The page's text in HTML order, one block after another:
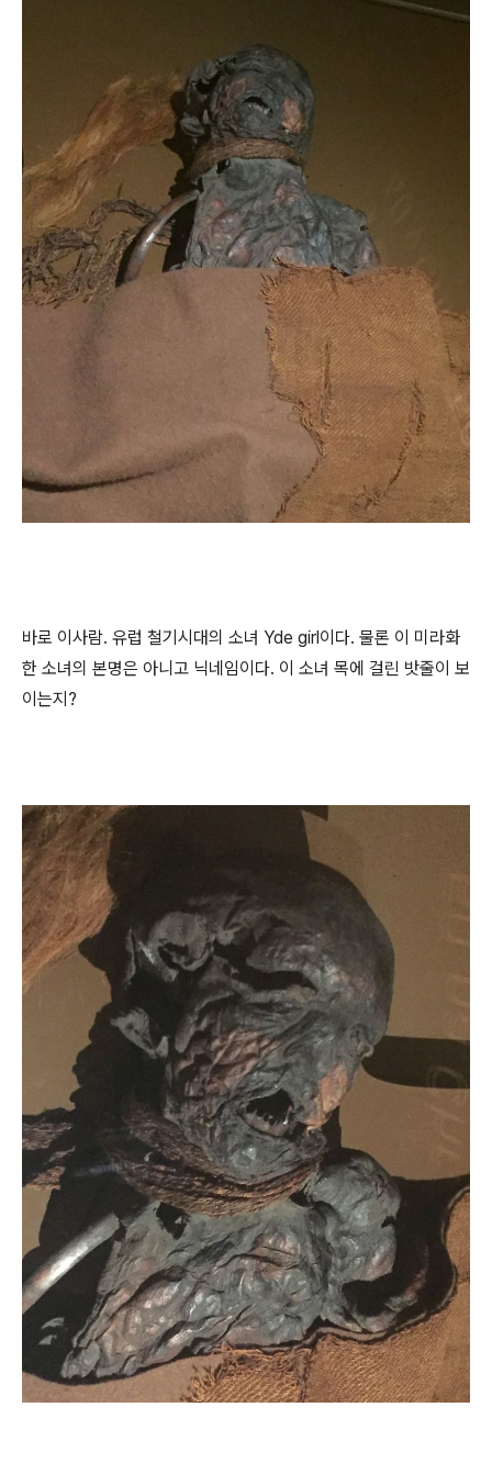
바로 이사람. 유럽 철기시대의 소녀 Yde girl이다. 물론 이 미라화
한 소녀의 본명은 아니고 닉네임이다. 이 소녀 목에 걸린 밧줄이 보
이는지?